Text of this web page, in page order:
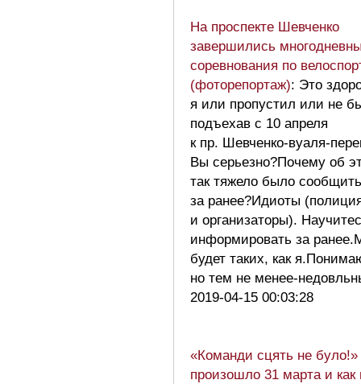
На проспекте Шевченко
завершились
соревнования по
(фоторепортаж): Это
я или пропустил или не
подъехав с 10 апреля
к пр. Шевченко-вуаля-
Вы серьезно?Почему об
так тяжело было сообщить
за ранее?Идиоты
и организаторы).
информировать за
будет таких, как
но тем не менее-
2019-04-15 00:03:28
«Команди сцять не було!»
произошло 31 марта и как